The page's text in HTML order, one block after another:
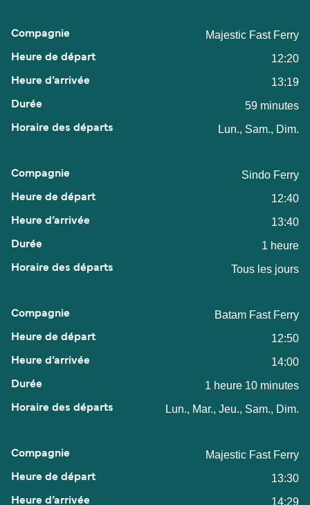
Majestic Fast Ferry
12:20
13:19
59 minutes
Lun., Sam., Dim.
Sindo Ferry
12:40
13:40
1 heure
Tous les jours
Batam Fast Ferry
12:50
14:00
1 heure 10 minutes
Lun., Mar., Jeu., Sam., Dim.
Majestic Fast Ferry
13:30
14:29